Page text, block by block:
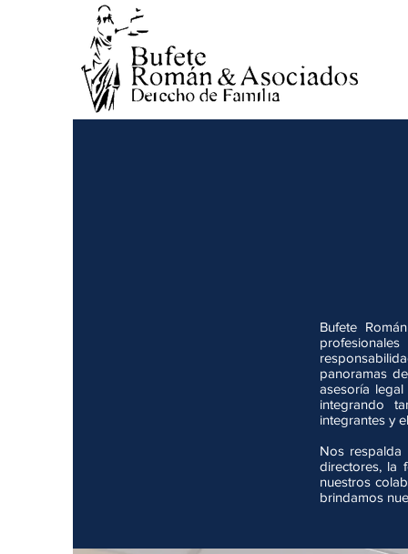
Bufete
panoramas
asesoría
integrando
integrantes y
Nos respalda
directores, la
nuestros
brindamos